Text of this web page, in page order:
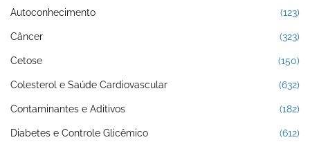
Autoconhecimento (123)
Câncer (323)
Cetose (150)
Colesterol e Saúde Cardiovascular (632)
Contaminantes e Aditivos (182)
Diabetes e Controle Glicêmico (612)